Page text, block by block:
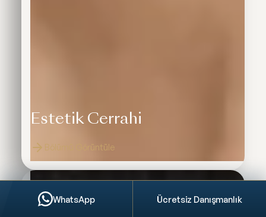
Estetik Cerrahi
Bölümü Görüntüle
WhatsApp Ücretsiz Danışmanlık